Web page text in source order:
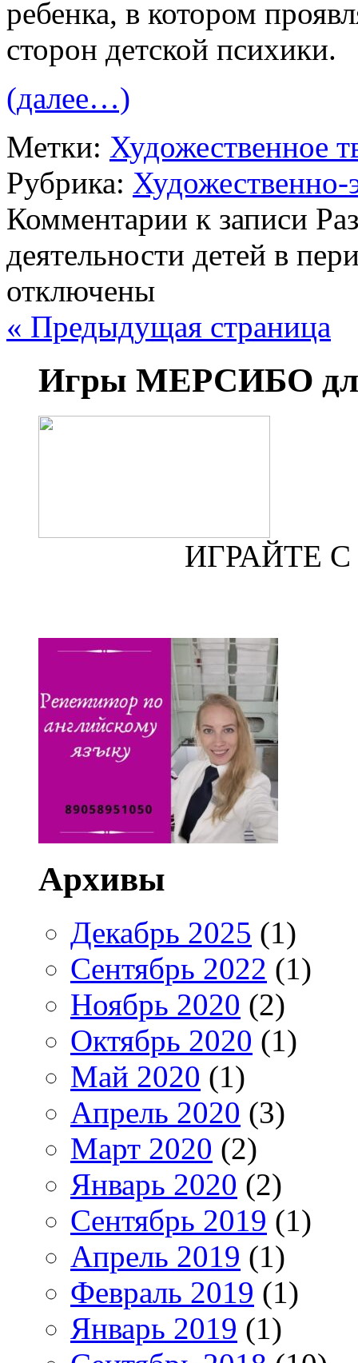
ребенка, в котором
сторон детской психики.
(далее…)
Метки: Художественное
Рубрика: Художественно-
Комментарии к записи
деятельности детей в
отключены
« Предыдущая страница
Игры МЕРСИБО
ИГРАЙТЕ
Архивы
Декабрь 2025 (1)
Сентябрь 2022 (1)
Ноябрь 2020 (2)
Октябрь 2020 (1)
Май 2020 (1)
Апрель 2020 (3)
Март 2020 (2)
Январь 2020 (2)
Сентябрь 2019 (1)
Апрель 2019 (1)
Февраль 2019 (1)
Январь 2019 (1)